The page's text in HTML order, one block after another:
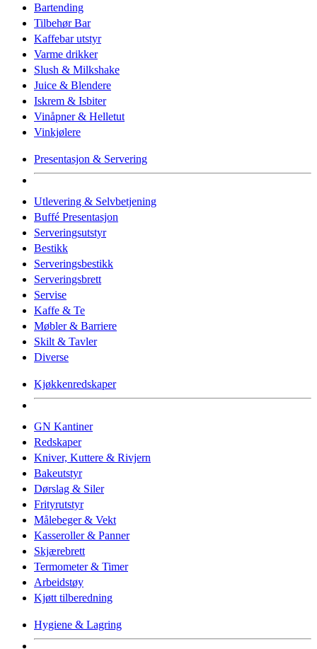
Bartending
Tilbehør Bar
Kaffebar utstyr
Varme drikker
Slush & Milkshake
Juice & Blendere
Iskrem & Isbiter
Vinåpner & Helletut
Vinkjølere
Presentasjon & Servering
Utlevering & Selvbetjening
Buffé Presentasjon
Serveringsutstyr
Bestikk
Serveringsbestikk
Serveringsbrett
Servise
Kaffe & Te
Møbler & Barriere
Skilt & Tavler
Diverse
Kjøkkenredskaper
GN Kantiner
Redskaper
Kniver, Kuttere & Rivjern
Bakeutstyr
Dørslag & Siler
Frityrutstyr
Målebeger & Vekt
Kasseroller & Panner
Skjærebrett
Termometer & Timer
Arbeidstøy
Kjøtt tilberedning
Hygiene & Lagring